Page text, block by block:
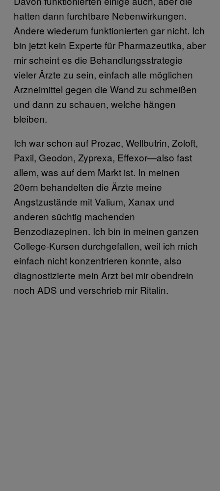
hatten dann furchtbare Nebenwirkungen.
Andere wiederum funktionierten gar nicht. Ich
bin jetzt kein Experte für Pharmazeutika, aber
mir scheint es die Behandlungsstrategie
vieler Ärzte zu sein, einfach alle möglichen
Arzneimittel gegen die Wand zu schmeißen
und dann zu schauen, welche hängen
bleiben.
Ich war schon auf Prozac, Wellbutrin, Zoloft,
Paxil, Geodon, Zyprexa, Effexor—also fast
allem, was auf dem Markt ist. In meinen
20ern behandelten die Ärzte meine
Angstzustände mit Valium, Xanax und
anderen süchtig machenden
Benzodiazepinen. Ich bin in meinen ganzen
College-Kursen durchgefallen, weil ich mich
einfach nicht konzentrieren konnte, also
diagnostizierte mein Arzt bei mir obendrein
noch ADS und verschrieb mir Ritalin.